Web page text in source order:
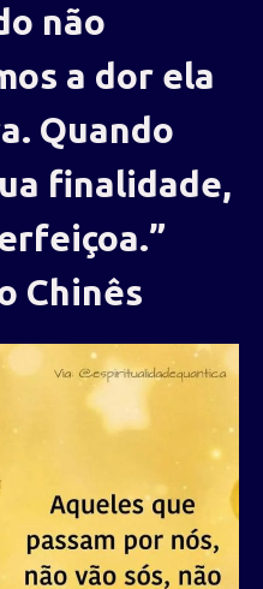
não
a dor ela
Quando
finalidade,
Chinês